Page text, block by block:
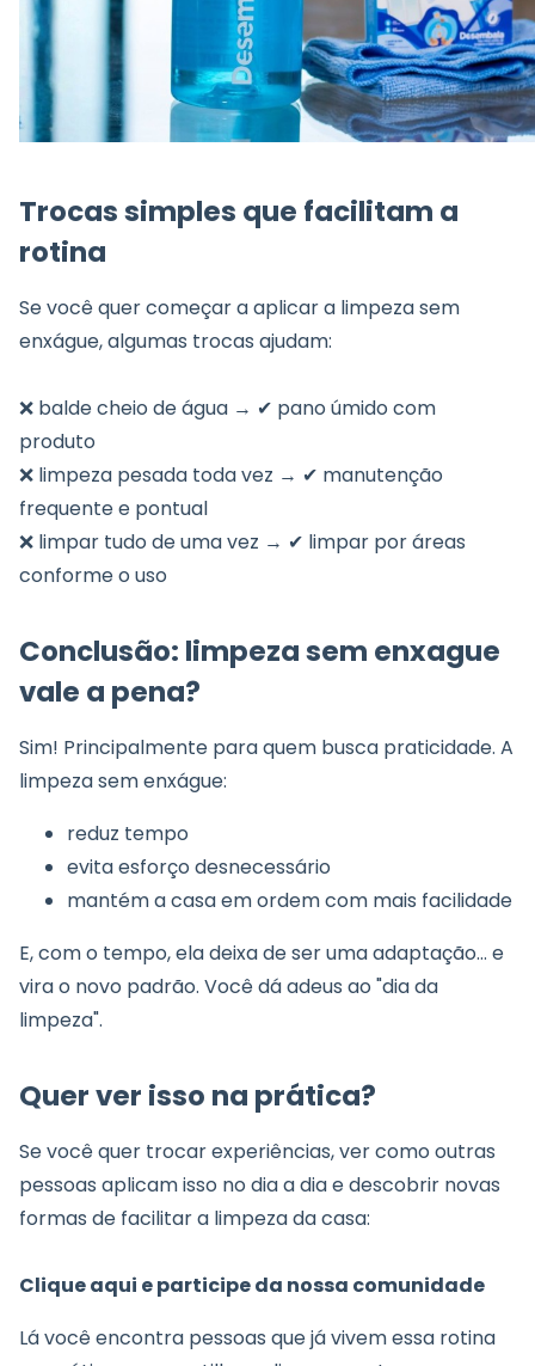
Trocas simples que facilitam a
rotina
Se você quer começar a aplicar a limpeza sem
enxágue, algumas trocas ajudam:
❌ balde cheio de água → ✔ pano úmido com
produto
❌ limpeza pesada toda vez → ✔ manutenção
frequente e pontual
❌ limpar tudo de uma vez → ✔ limpar por áreas
conforme o uso
Conclusão: limpeza sem enxague
vale a pena?
Sim! Principalmente para quem busca praticidade. A
limpeza sem enxágue:
reduz tempo
evita esforço desnecessário
mantém a casa em ordem com mais facilidade
E, com o tempo, ela deixa de ser uma adaptação… e
vira o novo padrão. Você dá adeus ao "dia da
limpeza".
Quer ver isso na prática?
Se você quer trocar experiências, ver como outras
pessoas aplicam isso no dia a dia e descobrir novas
formas de facilitar a limpeza da casa:
Clique aqui e participe da nossa comunidade
Lá você encontra pessoas que já vivem essa rotina